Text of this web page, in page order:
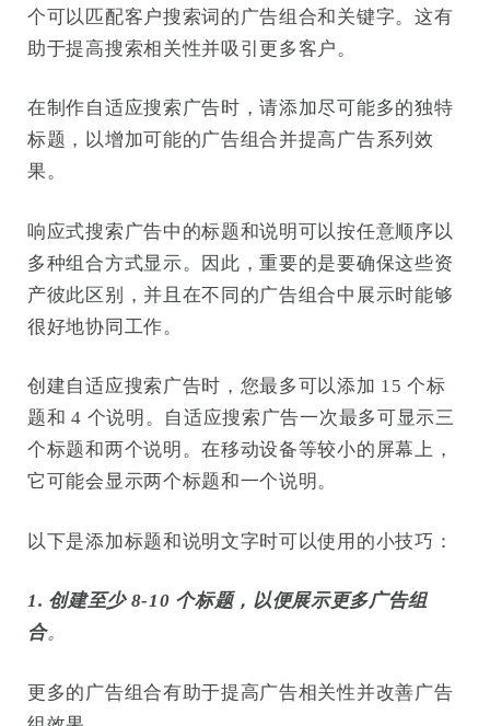
个可以匹配客户搜索词的广告组合和关键字。这有
助于提高搜索相关性并吸引更多客户。
在制作自适应搜索广告时，请添加尽可能多的独特
标题，以增加可能的广告组合并提高广告系列效
果。
响应式搜索广告中的标题和说明可以按任意顺序以
多种组合方式显示。因此，重要的是要确保这些资
产彼此区别，并且在不同的广告组合中展示时能够
很好地协同工作。
创建自适应搜索广告时，您最多可以添加 15 个标
题和 4 个说明。自适应搜索广告一次最多可显示三
个标题和两个说明。在移动设备等较小的屏幕上，
它可能会显示两个标题和一个说明。
以下是添加标题和说明文字时可以使用的小技巧：
1. 创建至少 8-10 个标题，以便展示更多广告组
合。
更多的广告组合有助于提高广告相关性并改善广告